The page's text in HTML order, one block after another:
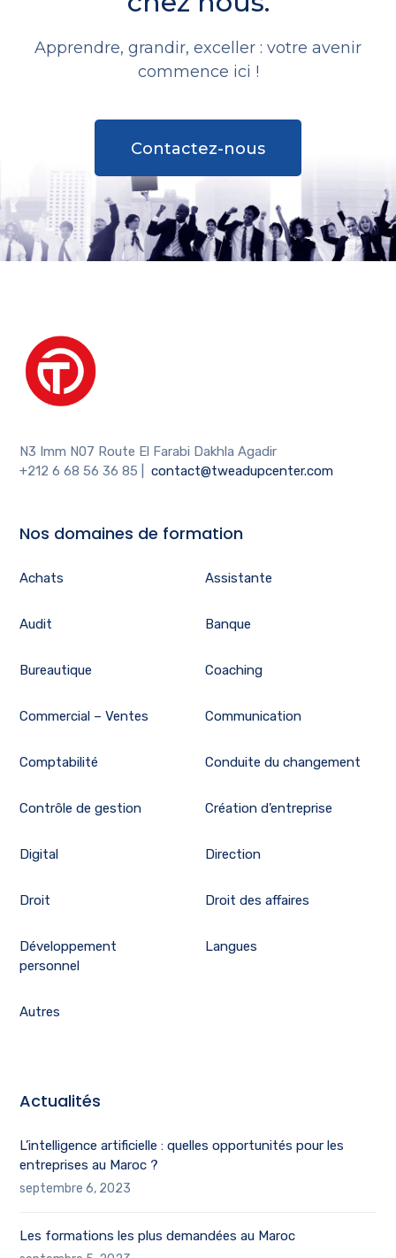
Apprendre, grandir, exceller : votre avenir
commence ici !
Contactez-nous
N3 Imm N07 Route El Farabi Dakhla Agadir
+212 6 68 56 36 85
|contact@tweadupcenter.com
Nos domaines de formation
Achats Assistante
Audit Banque
Bureautique Coaching
Commercial – Ventes Communication
Comptabilité Conduite du changement
Contrôle de gestion Création d’entreprise
Digital Direction
Droit Droit des affaires
Développement
personnel
Langues
Autres
Actualités
L’intelligence artificielle : quelles opportunités pour les
entreprises au Maroc ?
septembre 6, 2023
Les formations les plus demandées au Maroc